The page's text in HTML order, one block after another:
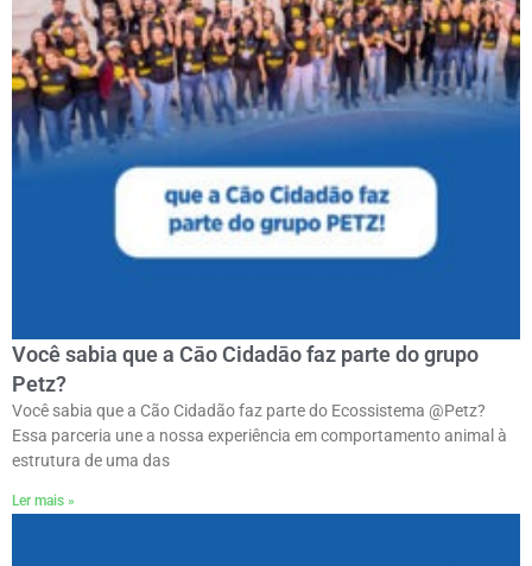
Você sabia que a Cāo Cidadāo faz parte do grupo
Petz?
Você sabia que a Cão Cidadão faz parte do Ecossistema @Petz?
Essa parceria une a nossa experiência em comportamento animal à
estrutura de uma das
Ler mais »